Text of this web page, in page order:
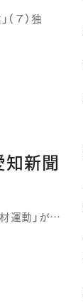
７）独
新聞
運動」が…